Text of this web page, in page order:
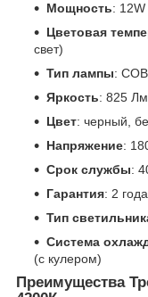
Мощность: 12W
Цветовая
свет)
Тип лампы:
Яркость: 825 Лм
Цвет: черный,
Напряжение:
Срок службы:
Гарантия: 2 года
Тип
Система
(с кулером)
Преимущества